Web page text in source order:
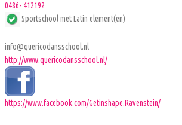
0486- 412192
Sportschool met Latin element(en)
info@quericodansschool.nl
http://www.quericodansschool.nl/
https://www.facebook.com/Getinshape.Ravenstein/